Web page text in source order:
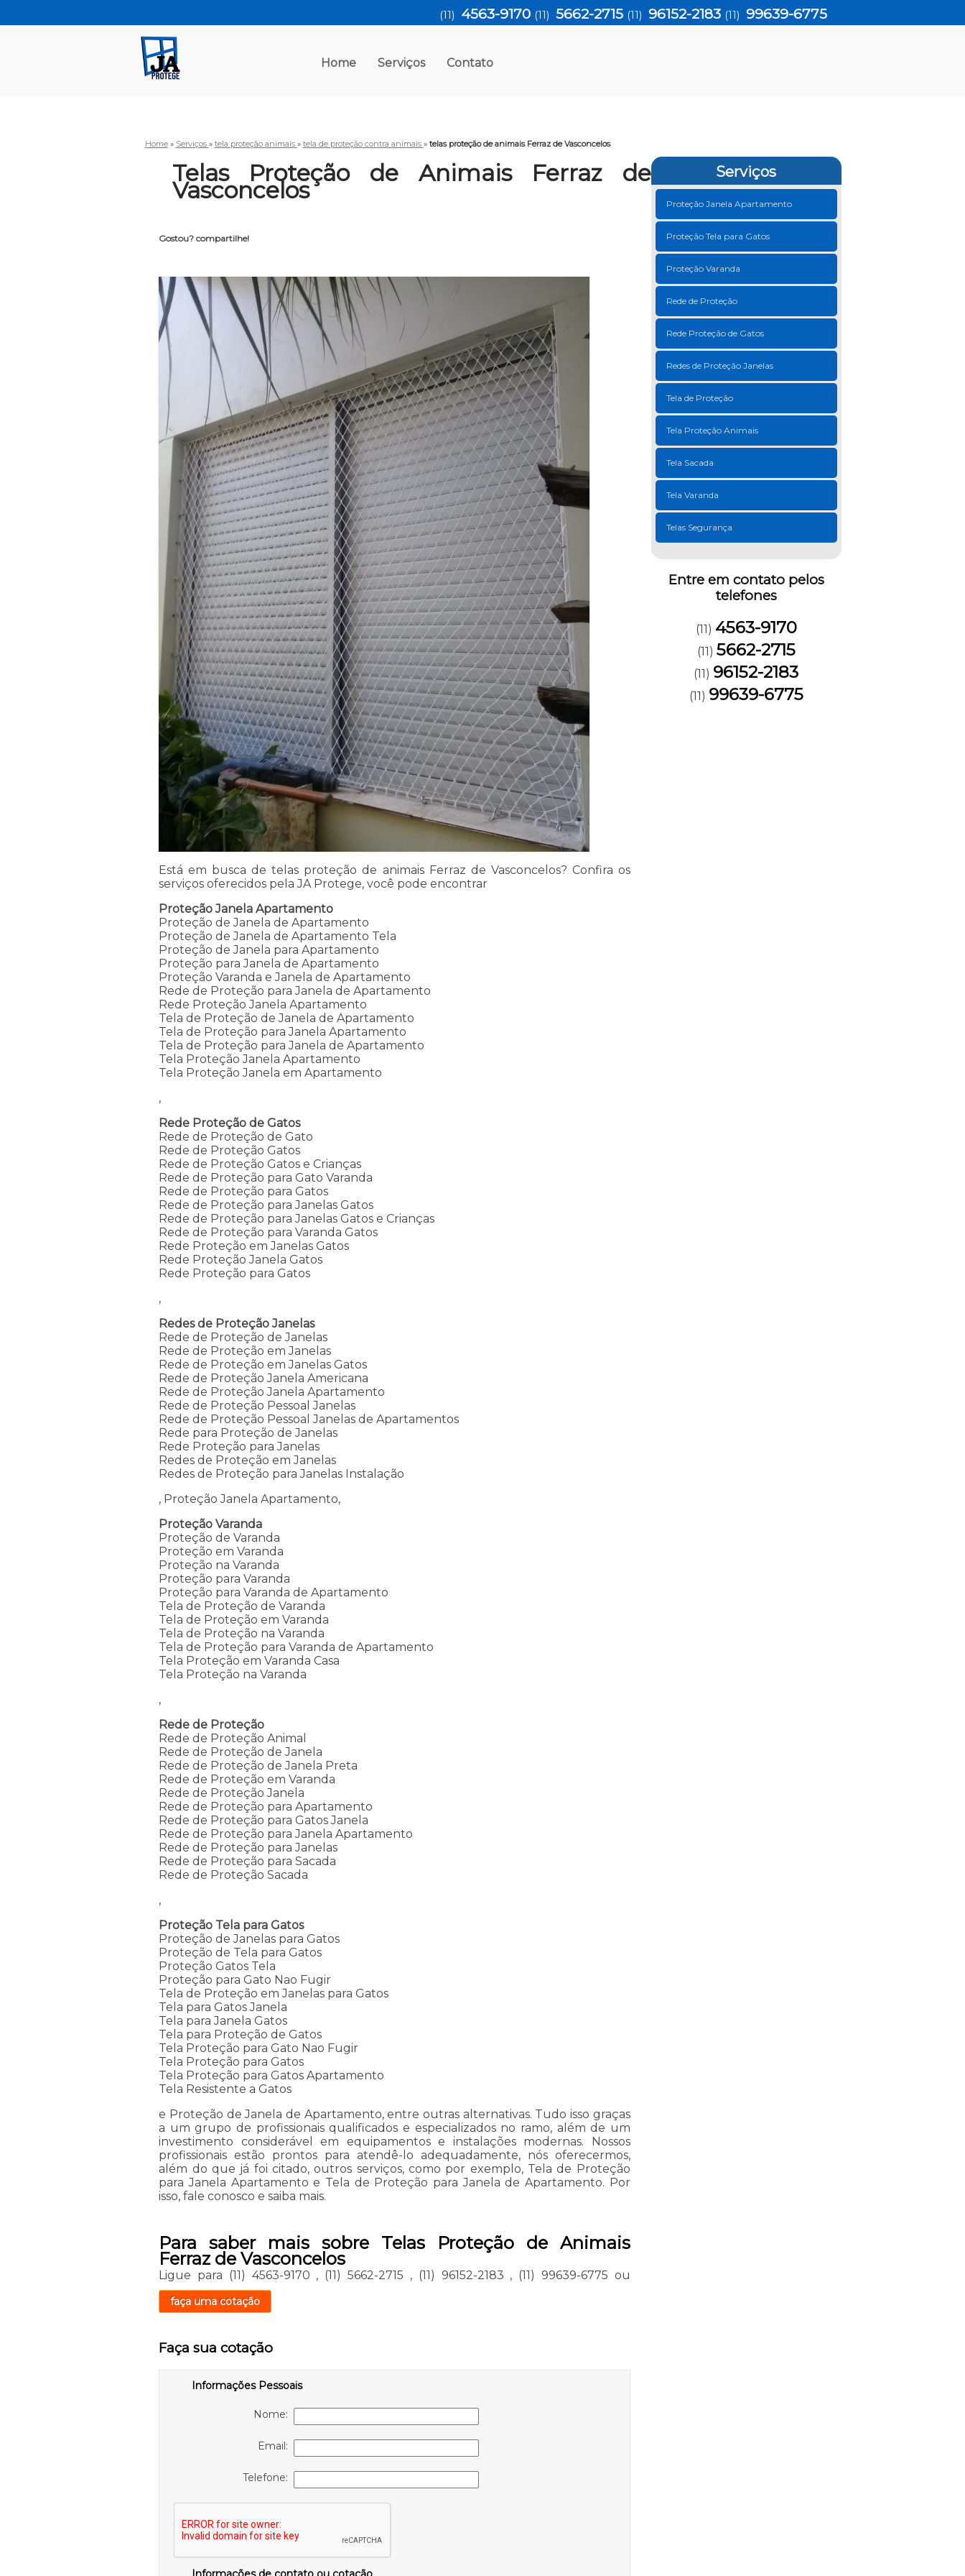
Home Serviços Contato
(11) 4563-9170 (11) 5662-2715 (11) 96152-2183 (11) 99639-6775
Home » Serviços » tela proteção animais » tela de proteção contra animais » telas proteção de animais Ferraz de Vasconcelos
Serviços
Proteção Janela Apartamento
Proteção Tela para Gatos
Proteção Varanda
Rede de Proteção
Rede Proteção de Gatos
Redes de Proteção Janelas
Tela de Proteção
Tela Proteção Animais
Tela Sacada
Tela Varanda
Telas Segurança
Entre em contato pelos
telefones
(11) 4563-9170
(11) 5662-2715
(11) 96152-2183
(11) 99639-6775
Telas Proteção de Animais Ferraz de
Vasconcelos
Gostou? compartilhe!
Está em busca de telas proteção de animais Ferraz de Vasconcelos? Confira os
serviços oferecidos pela JA Protege, você pode encontrar
Proteção Janela Apartamento
Proteção de Janela de Apartamento
Proteção de Janela de Apartamento Tela
Proteção de Janela para Apartamento
Proteção para Janela de Apartamento
Proteção Varanda e Janela de Apartamento
Rede de Proteção para Janela de Apartamento
Rede Proteção Janela Apartamento
Tela de Proteção de Janela de Apartamento
Tela de Proteção para Janela Apartamento
Tela de Proteção para Janela de Apartamento
Tela Proteção Janela Apartamento
Tela Proteção Janela em Apartamento
,
Rede Proteção de Gatos
Rede de Proteção de Gato
Rede de Proteção Gatos
Rede de Proteção Gatos e Crianças
Rede de Proteção para Gato Varanda
Rede de Proteção para Gatos
Rede de Proteção para Janelas Gatos
Rede de Proteção para Janelas Gatos e Crianças
Rede de Proteção para Varanda Gatos
Rede Proteção em Janelas Gatos
Rede Proteção Janela Gatos
Rede Proteção para Gatos
,
Redes de Proteção Janelas
Rede de Proteção de Janelas
Rede de Proteção em Janelas
Rede de Proteção em Janelas Gatos
Rede de Proteção Janela Americana
Rede de Proteção Janela Apartamento
Rede de Proteção Pessoal Janelas
Rede de Proteção Pessoal Janelas de Apartamentos
Rede para Proteção de Janelas
Rede Proteção para Janelas
Redes de Proteção em Janelas
Redes de Proteção para Janelas Instalação
, Proteção Janela Apartamento,
Proteção Varanda
Proteção de Varanda
Proteção em Varanda
Proteção na Varanda
Proteção para Varanda
Proteção para Varanda de Apartamento
Tela de Proteção de Varanda
Tela de Proteção em Varanda
Tela de Proteção na Varanda
Tela de Proteção para Varanda de Apartamento
Tela Proteção em Varanda Casa
Tela Proteção na Varanda
,
Rede de Proteção
Rede de Proteção Animal
Rede de Proteção de Janela
Rede de Proteção de Janela Preta
Rede de Proteção em Varanda
Rede de Proteção Janela
Rede de Proteção para Apartamento
Rede de Proteção para Gatos Janela
Rede de Proteção para Janela Apartamento
Rede de Proteção para Janelas
Rede de Proteção para Sacada
Rede de Proteção Sacada
,
Proteção Tela para Gatos
Proteção de Janelas para Gatos
Proteção de Tela para Gatos
Proteção Gatos Tela
Proteção para Gato Nao Fugir
Tela de Proteção em Janelas para Gatos
Tela para Gatos Janela
Tela para Janela Gatos
Tela para Proteção de Gatos
Tela Proteção para Gato Nao Fugir
Tela Proteção para Gatos
Tela Proteção para Gatos Apartamento
Tela Resistente a Gatos
e Proteção de Janela de Apartamento, entre outras alternativas. Tudo isso graças
a um grupo de profissionais qualificados e especializados no ramo, além de um
investimento considerável em equipamentos e instalações modernas. Nossos
profissionais estão prontos para atendê-lo adequadamente, nós oferecermos,
além do que já foi citado, outros serviços, como por exemplo, Tela de Proteção
para Janela Apartamento e Tela de Proteção para Janela de Apartamento. Por
isso, fale conosco e saiba mais.
Para saber mais sobre Telas Proteção de Animais
Ferraz de Vasconcelos
Ligue para (11) 4563-9170 , (11) 5662-2715 , (11) 96152-2183 , (11) 99639-6775 ou
faça uma cotação
Faça sua cotação
Informações Pessoais
Nome:
Email:
Telefone: